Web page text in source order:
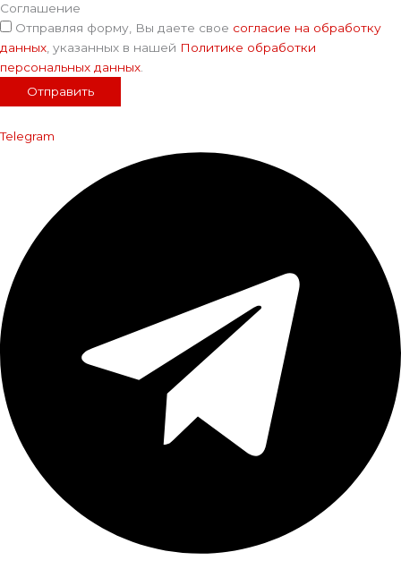
Соглашение
Отправляя форму, Вы даете свое согласие на обработку
данных , указанных в нашей Политике обработки
персональных данных
Отправить
Telegram